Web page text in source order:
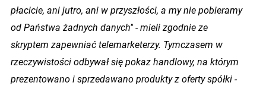
płacicie, ani jutro, ani w przyszłości, a my nie pobieramy
od Państwa żadnych danych" - mieli zgodnie ze
skryptem zapewniać telemarketerzy. Tymczasem w
rzeczywistości odbywał się pokaz handlowy, na którym
prezentowano i sprzedawano produkty z oferty spółki -